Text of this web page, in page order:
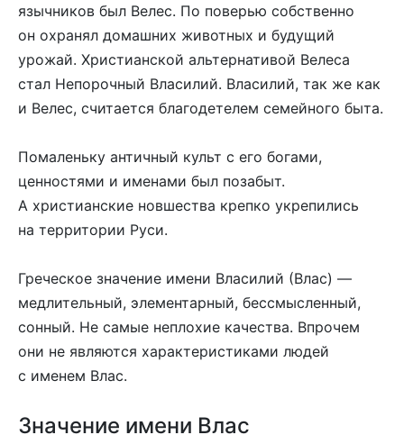
язычников был Велес. По поверью собственно
он охранял домашних животных и будущий
урожай. Христианской альтернативой Велеса
стал Непорочный Власилий. Власилий, так же как
и Велес, считается благодетелем семейного быта.
Помаленьку античный культ с его богами,
ценностями и именами был позабыт.
А христианские новшества крепко укрепились
на территории Руси.
Греческое значение имени Власилий (Влас) —
медлительный, элементарный, бессмысленный,
сонный. Не самые неплохие качества. Впрочем
они не являются характеристиками людей
с именем Влас.
Значение имени Влас